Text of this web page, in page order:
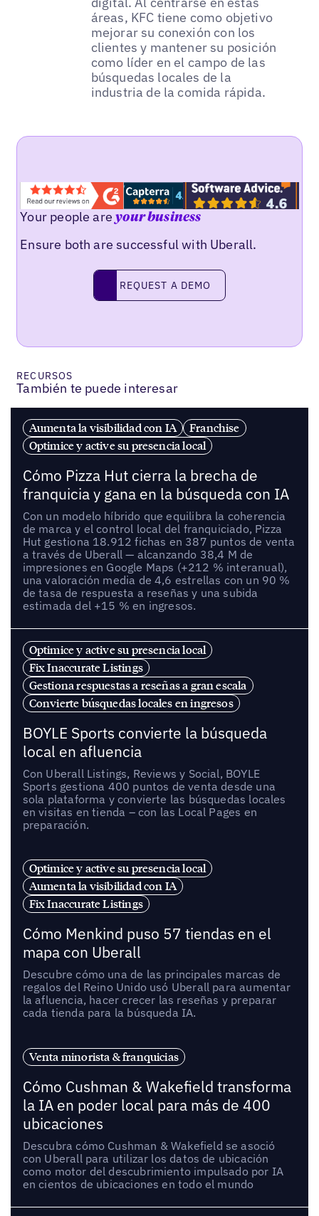
áreas, KFC tiene como objetivo
mejorar su conexión con los
clientes y mantener su posición
como líder en el campo de las
búsquedas locales de la
industria de la comida rápida.
Your people areyour business
Ensure both are successful with Uberall.
request a demo
REQUEST A DEMO
RECURSOS
También te puede interesar
Aumenta la visibilidad con IA
Franchise
Optimice y active su presencia local
Cómo Pizza Hut cierra la brecha de
franquicia y gana en la búsqueda con IA
Con un modelo híbrido que equilibra la coherencia
de marca y el control local del franquiciado, Pizza
Hut gestiona 18.912 fichas en 387 puntos de venta
a través de Uberall — alcanzando 38,4 M de
impresiones en Google Maps (+212 % interanual),
una valoración media de 4,6 estrellas con un 90 %
de tasa de respuesta a reseñas y una subida
estimada del +15 % en ingresos.
Optimice y active su presencia local
Fix Inaccurate Listings
Gestiona respuestas a reseñas a gran escala
Convierte búsquedas locales en ingresos
BOYLE Sports convierte la búsqueda
local en afluencia
Con Uberall Listings, Reviews y Social, BOYLE
Sports gestiona 400 puntos de venta desde una
sola plataforma y convierte las búsquedas locales
en visitas en tienda – con las Local Pages en
preparación.
Optimice y active su presencia local
Aumenta la visibilidad con IA
Fix Inaccurate Listings
Cómo Menkind puso 57 tiendas en el
mapa con Uberall
Descubre cómo una de las principales marcas de
regalos del Reino Unido usó Uberall para aumentar
la afluencia, hacer crecer las reseñas y preparar
cada tienda para la búsqueda IA.
Venta minorista & franquicias
Cómo Cushman & Wakefield transforma
la IA en poder local para más de 400
ubicaciones
Descubra cómo Cushman & Wakefield se asoció
con Uberall para utilizar los datos de ubicación
como motor del descubrimiento impulsado por IA
en cientos de ubicaciones en todo el mundo